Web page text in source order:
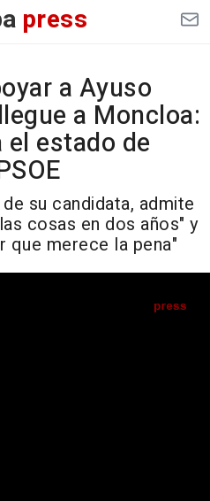
press
a Ayuso
a Moncloa:
el estado de
su candidata, admite
cosas en dos años" y
que merece la pena"